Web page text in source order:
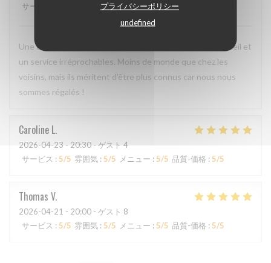
プライバシーポリシー
undefined
サービス
:4/5 メニュー: 5/5 品質-価格
Une cuisine délicieuse et pleine de saveurs, avec un accueil et
un service irréprochables. Moins de monde que chez les
voisins, mais ils méritent d'être plus connus car nous nous
sommes régalés !
Caroline L
2026-04-23 - 20:30 - ゲスト 4
サービス : 5/5 雰囲気 : 5/5 メニュー : 5/5 品質-価格 : 5/5
Thomas V
2026-04-21 - 20:00 - ゲスト 8
サービス : 5/5 雰囲気 : 5/5 メニュー : 5/5 品質-価格 : 5/5